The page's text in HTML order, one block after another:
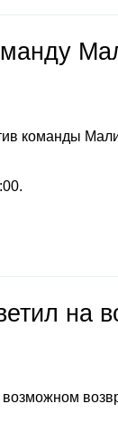
команды
на